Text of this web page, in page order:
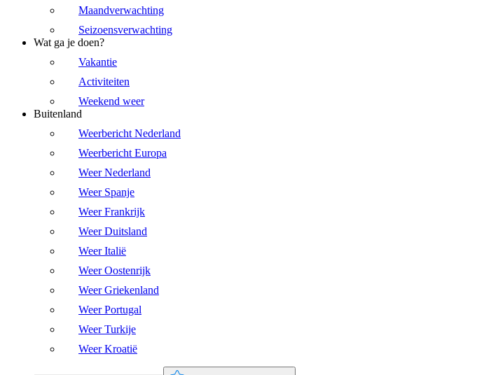
Maandverwachting
Seizoensverwachting
Wat ga je doen?
Vakantie
Activiteiten
Weekend weer
Buitenland
Weerbericht Nederland
Weerbericht Europa
Weer Nederland
Weer Spanje
Weer Frankrijk
Weer Duitsland
Weer Italië
Weer Oostenrijk
Weer Griekenland
Weer Portugal
Weer Turkije
Weer Kroatië